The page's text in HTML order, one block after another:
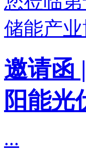
邀请函
阳能光
...